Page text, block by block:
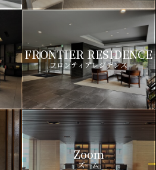
FRONTIER RESIDENCE
フロンティアレジデンス
Zoom
ズーム